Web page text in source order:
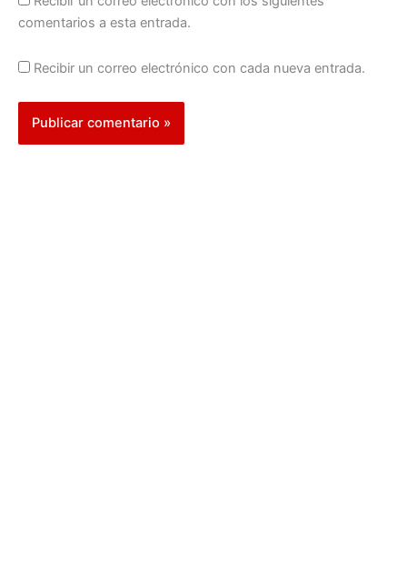
comentarios a esta entrada.
Recibir un correo electrónico con cada nueva entrada.